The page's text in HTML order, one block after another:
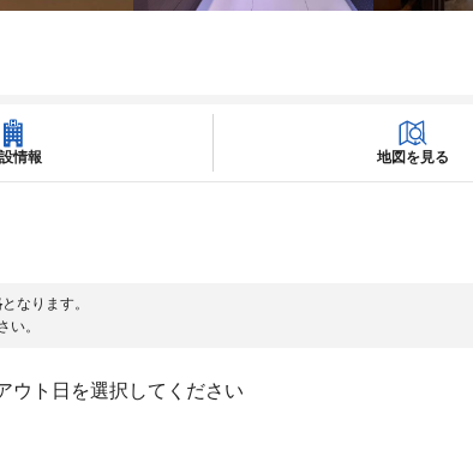
情報 地図を見る
となります。
。
ウト日を選択してください